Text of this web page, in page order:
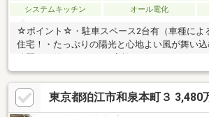
システムキッチン
オール電化
☆ポイント☆・駐車スペース2台有（車種によ
住宅！・たっぷりの陽光と心地よい風が舞い込
ング約17.6帖・寒い日でも足元がポカポカす
グが見渡せる対面式のキッチン!・広々とした
りとバスタイムを♪・全室収納×ＷＩＣ×小屋裏
で広々空間♪・2部屋行き来出来る広々とした
東京都狛江市和泉本町３ 3,480